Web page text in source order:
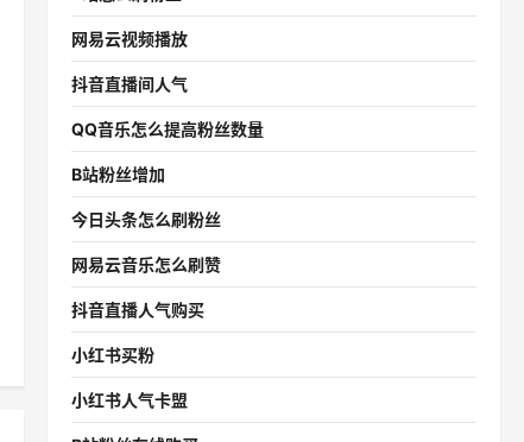
网易云视频播放
抖音直播间人气
QQ音乐怎么提高粉丝数量
B站粉丝增加
今日头条怎么刷粉丝
网易云音乐怎么刷赞
抖音直播人气购买
小红书买粉
小红书人气卡盟